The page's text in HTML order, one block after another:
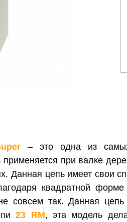
– это одна из самых
при валке
Данная цепь имеет свои
квадратной
совсем так. Данная
23 RМ, эта модель